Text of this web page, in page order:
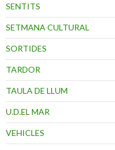
SENTITS
SETMANA CULTURAL
SORTIDES
TARDOR
TAULA DE LLUM
U.D.EL MAR
VEHICLES